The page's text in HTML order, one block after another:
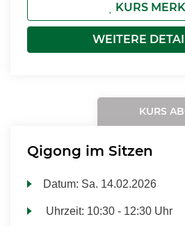
KURS
WEITERE
KURS
Qigong im Sitzen
Datum: Sa. 14.02.2026
Uhrzeit: 10:30 - 12:30 Uhr